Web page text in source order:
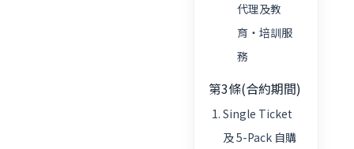
代理及教
育・培訓服
務
第3條(合約期間)
Single Ticket
及 5-Pack 自購